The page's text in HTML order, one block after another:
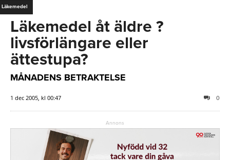
Läkemedel
Läkemedel åt äldre ?
livsförlängare eller
ättestupa?
MÅNADENS BETRAKTELSE
1 dec 2005, kl 00:47 0
Annons